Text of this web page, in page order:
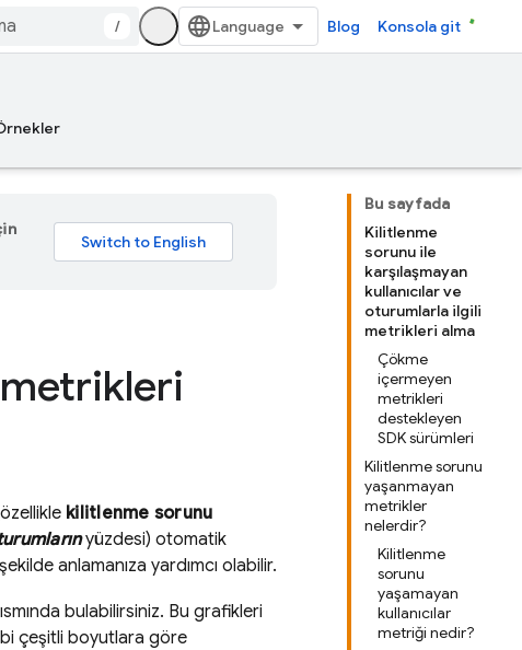
/ Blog Konsola git
Bu sayfada
Kilitlenme
sorunu ile
karşılaşmayan
kullanıcılar ve
oturumlarla ilgili
metrikleri alma
Çökme
içermeyen
metrikleri
destekleyen
SDK sürümleri
Kilitlenme sorunu
yaşanmayan
metrikler
nelerdir?
Kilitlenme
sorunu
yaşamayan
kullanıcılar
metriği nedir?
kilitlenme sorunu
yüzdesi) otomatik
anlamanıza yardımcı olabilir.
bulabilirsiniz. Bu grafikleri
çeşitli boyutlara göre